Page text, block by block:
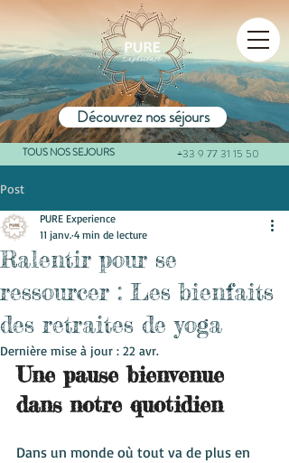
Découvrez nos séjours
+33 9 77 31 15 50
TOUS NOS SEJOURS
Post
Ralentir pour se
ressourcer : Les bienfaits
des retraites de yoga
PURE Experience
11 janv. 4 min de lecture
Dernière mise à jour : 22 avr.
Une pause bienvenue
dans notre quotidien
Dans un monde où tout va de plus en